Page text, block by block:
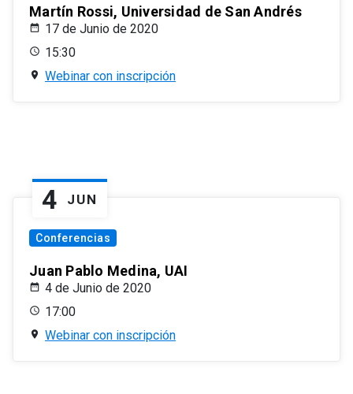
Martín Rossi, Universidad de San Andrés
17 de Junio de 2020
15:30
Webinar con inscripción
4 JUN
Conferencias
Juan Pablo Medina, UAI
4 de Junio de 2020
17:00
Webinar con inscripción